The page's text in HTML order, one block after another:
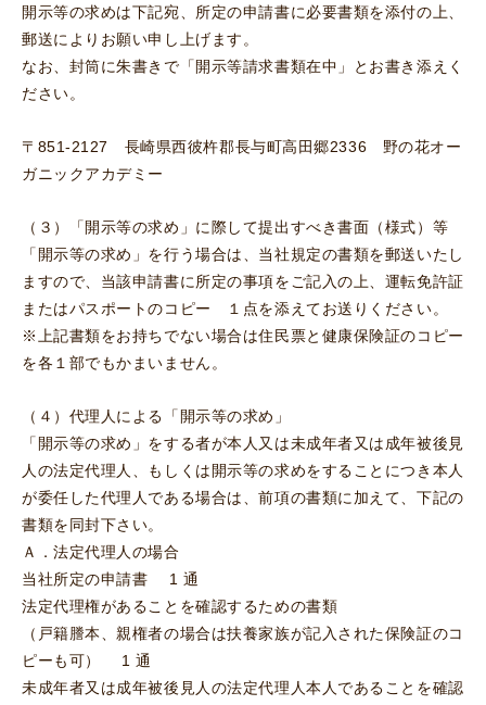
開示等の求めは下記宛、所定の申請書に必要書類を添付の上、
郵送によりお願い申し上げます。
なお、封筒に朱書きで「開示等請求書類在中」とお書き添えく
ださい。
〒851-2127 長崎県西彼杵郡長与町高田郷2336 野の花オー
ガニックアカデミー
（３）「開示等の求め」に際して提出すべき書面（様式）等
「開示等の求め」を行う場合は、当社規定の書類を郵送いたし
ますので、当該申請書に所定の事項をご記入の上、運転免許証
またはパスポートのコピー １点を添えてお送りください。
※上記書類をお持ちでない場合は住民票と健康保険証のコピー
を各１部でもかまいません。
（４）代理人による「開示等の求め」
「開示等の求め」をする者が本人又は未成年者又は成年被後見
人の法定代理人、もしくは開示等の求めをすることにつき本人
が委任した代理人である場合は、前項の書類に加えて、下記の
書類を同封下さい。
Ａ．法定代理人の場合
当社所定の申請書 1 通
法定代理権があることを確認するための書類
（戸籍謄本、親権者の場合は扶養家族が記入された保険証のコ
ピーも可） 1 通
未成年者又は成年被後見人の法定代理人本人であることを確認